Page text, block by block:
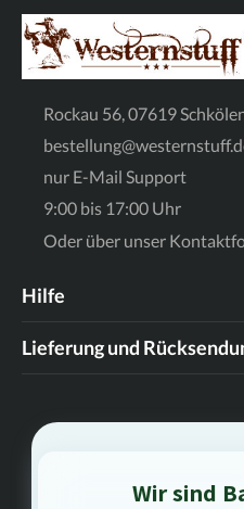
Rockau 56, 07619
nur E-Mail Support
9:00 bis 17:00 Uhr
Oder über unser
Hilfe
Lieferung und
Wir sind